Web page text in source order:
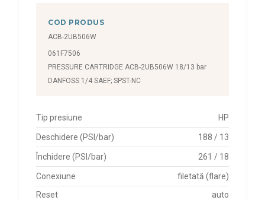
COD PRODUS
ACB-2UB506W
061F7506
PRESSURE CARTRIDGE ACB-2UB506W 18/13 bar
DANFOSS 1/4 SAEF; SPST-NC
Tip presiune HP
Deschidere (PSI/bar) 188 / 13
Închidere (PSI/bar) 261 / 18
Conexiune
filetată (flare)
Reset
auto